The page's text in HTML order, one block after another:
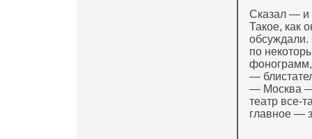
Сказал — и
Такое, как
обсуждали.
по
фонограмм,
—
— Москва —
театр все-
главное —